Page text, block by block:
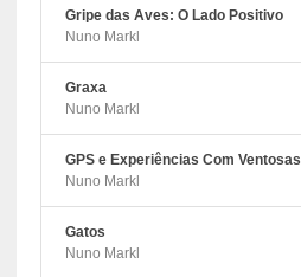
Gripe das Aves: O Lado Positivo
Nuno Markl
Graxa
Nuno Markl
GPS e Experiências Com Ventosas
Nuno Markl
Gatos
Nuno Markl